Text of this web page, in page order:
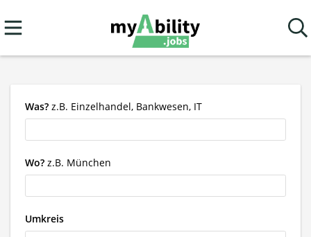
Was? z.B. Einzelhandel, Bankwesen, IT
Wo? z.B. München
Umkreis